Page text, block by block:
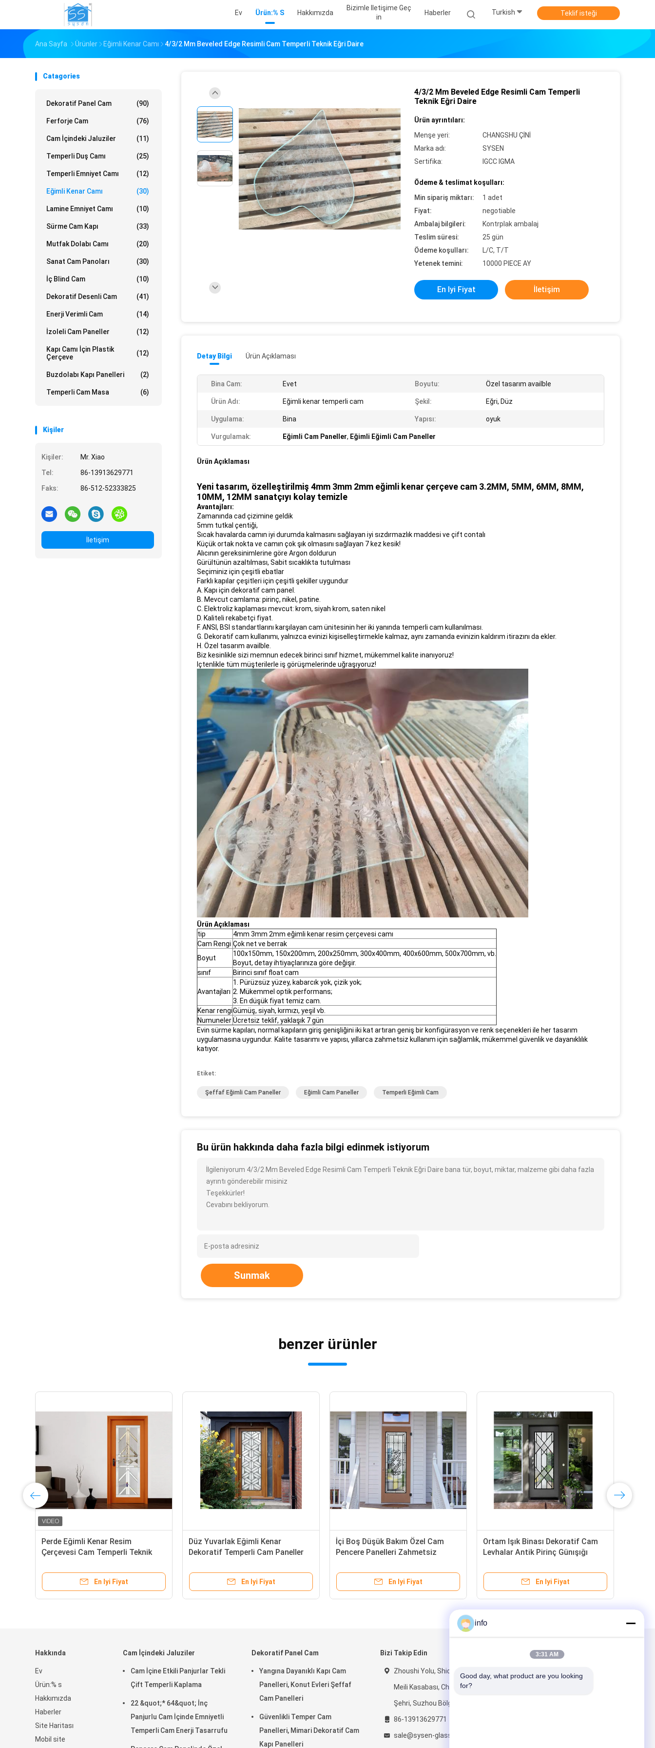
Ev Ürün:% S Hakkımızda
Bizimle Iletişime Geç
In
Haberler Turkish Teklif isteği
Ana Sayfa Ürünler Eğimli Kenar Camı 4/3/2 Mm Beveled Edge Resimli Cam Temperli Teknik Eğri Daire
Catagories
Dekoratif Panel Cam (90)
Ferforje Cam (76)
Cam İçindeki Jaluziler (11)
Temperli Duş Camı (25)
Temperli Emniyet Camı (12)
Eğimli Kenar Camı (30)
Lamine Emniyet Camı (10)
Sürme Cam Kapı (33)
Mutfak Dolabı Camı (20)
Sanat Cam Panoları (30)
İç Blind Cam (10)
Dekoratif Desenli Cam (41)
Enerji Verimli Cam (14)
İzoleli Cam Paneller (12)
Kapı Camı İçin Plastik
Çerçeve
(12)
Buzdolabı Kapı Panelleri (2)
Temperli Cam Masa (6)
Kişiler
Kişiler:
Mr. Xiao
Tel:
86-13913629771
Faks:
86-512-52333825
İletişim
4/3/2 Mm Beveled Edge Resimli Cam Temperli
Teknik Eğri Daire
Ürün ayrıntıları:
Menşe yeri:
CHANGSHU ÇİNİ
Marka adı:
SYSEN
Sertifika:
IGCC IGMA
Ödeme & teslimat koşulları:
Min sipariş miktarı:
1 adet
Fiyat:
negotiable
Ambalaj bilgileri:
Kontrplak ambalaj
Teslim süresi:
25 gün
Ödeme koşulları:
L/C, T/T
Yetenek temini:
10000 PIECE AY
En Iyi Fiyat İletişim
Detay Bilgi Ürün Açıklaması
Bina Cam: Evet Boyutu: Özel tasarım availble
Ürün Adı: Eğimli kenar temperli cam Şekil: Eğri, Düz
Uygulama: Bina Yapısı: oyuk
Vurgulamak: Eğimli Cam Paneller, Eğimli Eğimli Cam Paneller
Ürün Açıklaması
Yeni tasarım, özelleştirilmiş 4mm 3mm 2mm eğimli kenar çerçeve cam 3.2MM, 5MM, 6MM, 8MM,
10MM, 12MM sanatçıyı kolay temizle
Avantajları:
Zamanında cad çizimine geldik
5mm tutkal çentiği,
Sıcak havalarda camın iyi durumda kalmasını sağlayan iyi sızdırmazlık maddesi ve çift contalı
Küçük ortak nokta ve camın çok şık olmasını sağlayan 7 kez kesik!
Alıcının gereksinimlerine göre Argon doldurun
Gürültünün azaltılması, Sabit sıcaklıkta tutulması
Seçiminiz için çeşitli ebatlar
Farklı kapılar çeşitleri için çeşitli şekiller uygundur
A. Kapı için dekoratif cam panel.
B. Mevcut camlama: pirinç, nikel, patine.
C. Elektroliz kaplaması mevcut: krom, siyah krom, saten nikel
D. Kaliteli rekabetçi fiyat.
F. ANSI, BSI standartlarını karşılayan cam ünitesinin her iki yanında temperli cam kullanılması.
G. Dekoratif cam kullanımı, yalnızca evinizi kişiselleştirmekle kalmaz, aynı zamanda evinizin kaldırım itirazını da ekler.
H. Özel tasarım availble.
Biz kesinlikle sizi memnun edecek birinci sınıf hizmet, mükemmel kalite inanıyoruz!
Içtenlikle tüm müşterilerle iş görüşmelerinde uğraşıyoruz!
Ürün Açıklaması
tip
4mm 3mm 2mm eğimli kenar resim çerçevesi camı
Cam Rengi Çok net ve berrak
Boyut
100x150mm, 150x200mm, 200x250mm, 300x400mm, 400x600mm, 500x700mm, vb.
Boyut, detay ihtiyaçlarınıza göre değişir.
sınıf
Birinci sınıf float cam
Avantajları
1. Pürüzsüz yüzey, kabarcık yok, çizik yok;
2. Mükemmel optik performans;
3. En düşük fiyat temiz cam.
Kenar rengiGümüş, siyah, kırmızı, yeşil vb.
NumunelerÜcretsiz teklif, yaklaşık 7 gün
Evin sürme kapıları, normal kapıların giriş genişliğini iki kat artıran geniş bir konfigürasyon ve renk seçenekleri ile her tasarım
uygulamasına uygundur. Kalite tasarımı ve yapısı, yıllarca zahmetsiz kullanım için sağlamlık, mükemmel güvenlik ve dayanıklılık
katıyor.
Etiket:
Şeffaf Eğimli Cam Paneller Eğimli Cam Paneller Temperli Eğimli Cam
Bu ürün hakkında daha fazla bilgi edinmek istiyorum
İlgileniyorum 4/3/2 Mm Beveled Edge Resimli Cam Temperli Teknik Eğri Daire bana tür, boyut, miktar, malzeme gibi daha fazla
ayrıntı gönderebilir misiniz
Teşekkürler!
Cevabını bekliyorum.
Sunmak
benzer ürünler
Perde Eğimli Kenar Resim
Çerçevesi Cam Temperli Teknik
En Iyi Fiyat
Düz Yuvarlak Eğimli Kenar
Dekoratif Temperli Cam Paneller
En Iyi Fiyat
İçi Boş Düşük Bakım Özel Cam
Pencere Panelleri Zahmetsiz
En Iyi Fiyat
Ortam Işık Binası Dekoratif Cam
Levhalar Antik Pirinç Günışığı
En Iyi Fiyat
Hakkında
Ev
Ürün:% s
Hakkımızda
Haberler
Site Haritası
Mobil site
Cam İçindeki Jaluziler
Cam İçine Etkili Panjurlar Tekli
Çift Temperli Kaplama
22 &quot;* 64&quot; İnç
Panjurlu Cam İçinde Emniyetli
Temperli Cam Enerji Tasarrufu
Dekoratif Panel Cam
Yangına Dayanıklı Kapı Cam
Panelleri, Konut Evleri Şeffaf
Cam Panelleri
Güvenlikli Temper Cam
Panelleri, Mimari Dekoratif Cam
Kapı Panelleri
Bizi Takip Edin
Zhoushi Yolu, Shiqiao Köyü,
Meili Kasabası, Changshu
Şehri, Suzhou Bölgesi, Çin
86-13913629771
sale@sysen-glass.com
Mail Gönder
info
3:31 AM
Good day, what product are you looking
for?